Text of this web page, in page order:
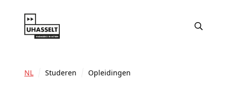
NL Studeren Opleidingen